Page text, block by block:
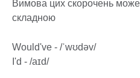
Вимова цих скорочень
складною
Would've - /ˈwʊdəv/
I'd - /aɪd/